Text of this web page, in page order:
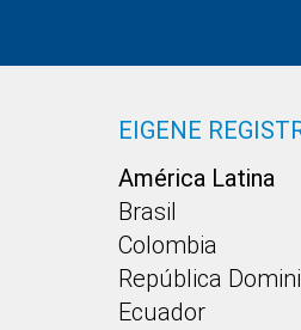
EIGENE
América Latina
Brasil
Colombia
República
Ecuador